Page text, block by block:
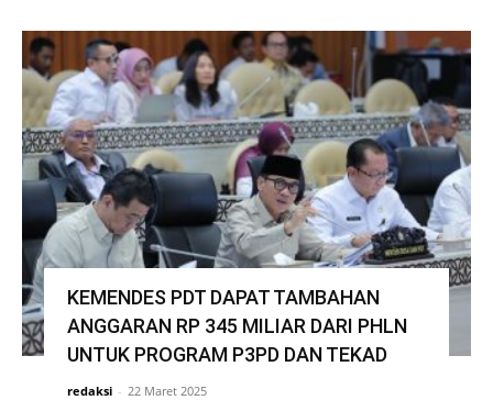
KEMENDES PDT DAPAT TAMBAHAN
ANGGARAN RP 345 MILIAR DARI PHLN
UNTUK PROGRAM P3PD DAN TEKAD
redaksi - 22 Maret 2025